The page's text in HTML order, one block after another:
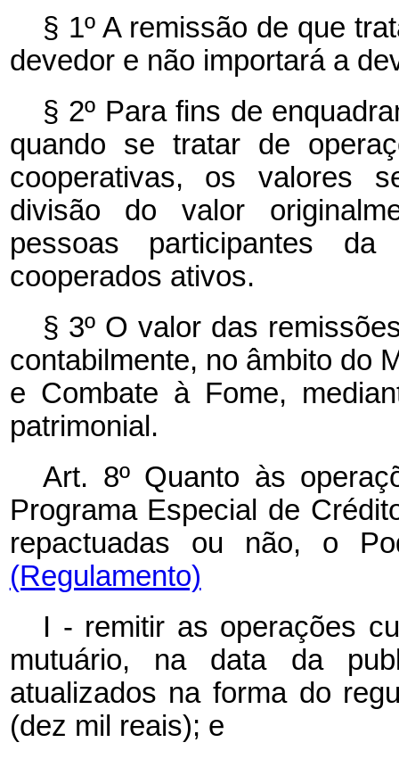
§ 1º A remissão de que
devedor e não importará a
§ 2º Para fins de
quando se tratar de
cooperativas, os valores
divisão do valor
pessoas participantes
cooperados ativos.
§ 3º O valor das
contabilmente, no âmbito do
e Combate à Fome,
patrimonial.
Art. 8º Quanto às
Programa Especial de
repactuadas ou não, o
(Regulamento)
I - remitir as operações
mutuário, na data da
atualizados na forma do
(dez mil reais); e